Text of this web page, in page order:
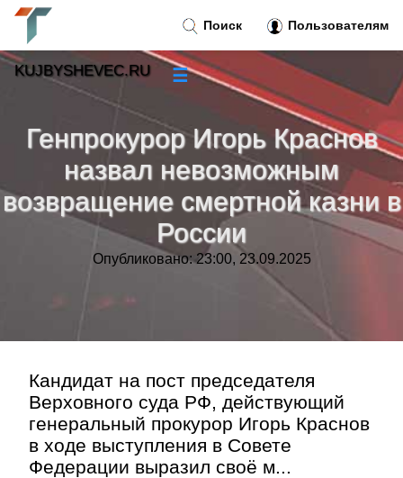
Генпрокурор Игорь Краснов
назвал невозможным
возвращение смертной казни в
России
Опубликовано: 23:00, 23.09.2025
Кандидат на пост председателя
Верховного суда РФ, действующий
генеральный прокурор Игорь Краснов
в ходе выступления в Совете
Федерации выразил своё м...
Поиск Пользователям
KUJBYSHEVEC.RU ☰
Новости
Тренды новостей»
Рубрики»
»